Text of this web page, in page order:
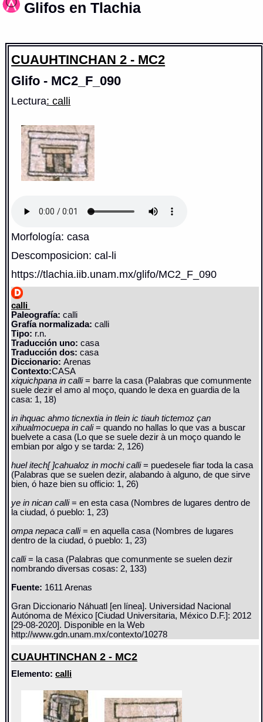
Glifos en Tlachia
CUAUHTINCHAN 2 - MC2
Glifo - MC2_F_090
Lectura: calli
Morfología: casa
Descomposicion: cal-li
https://tlachia.iib.unam.mx/glifo/MC2_F_090
calli
Paleografía: calli
Grafía normalizada: calli
Tipo: r.n.
Traducción uno: casa
Traducción dos: casa
Diccionario:Arenas
Contexto:CASA
xiquichpana in calli= barre la casa (Palabras que comunmente
suele dezir el amo al moço, quando le dexa en guardia de la
casa: 1, 18)
in ihquac ahmo ticnextia in tlein ic tiauh tictemoz çan
xihualmocuepa in cali= quando no hallas lo que vas a buscar
buelvete a casa (Lo que se suele dezir à un moço quando le
embian por algo y se tarda: 2, 126)
huel itech[ ]cahualoz in mochi calli= puedesele fiar toda la casa
(Palabras que se suelen dezir, alabando à alguno, de que sirve
bien, ó haze bien su officio: 1, 26)
ye in nican calli= en esta casa (Nombres de lugares dentro de
la ciudad, ó pueblo: 1, 23)
ompa nepaca calli= en aquella casa (Nombres de lugares
dentro de la ciudad, ó pueblo: 1, 23)
calli= la casa (Palabras que comunmente se suelen dezir
nombrando diversas cosas: 2, 133)
Fuente: 1611 Arenas
Gran Diccionario Náhuatl [en línea]. Universidad Nacional
Autónoma de México [Ciudad Universitaria, México D.F.]: 2012
[29-08-2020]. Disponible en la Web
http://www.gdn.unam.mx/contexto/10278
CUAUHTINCHAN 2 - MC2
Elemento:calli